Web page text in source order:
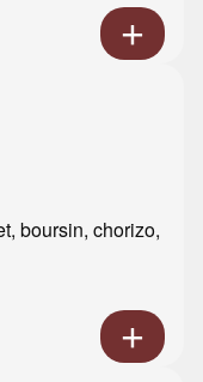
boursin, chorizo,